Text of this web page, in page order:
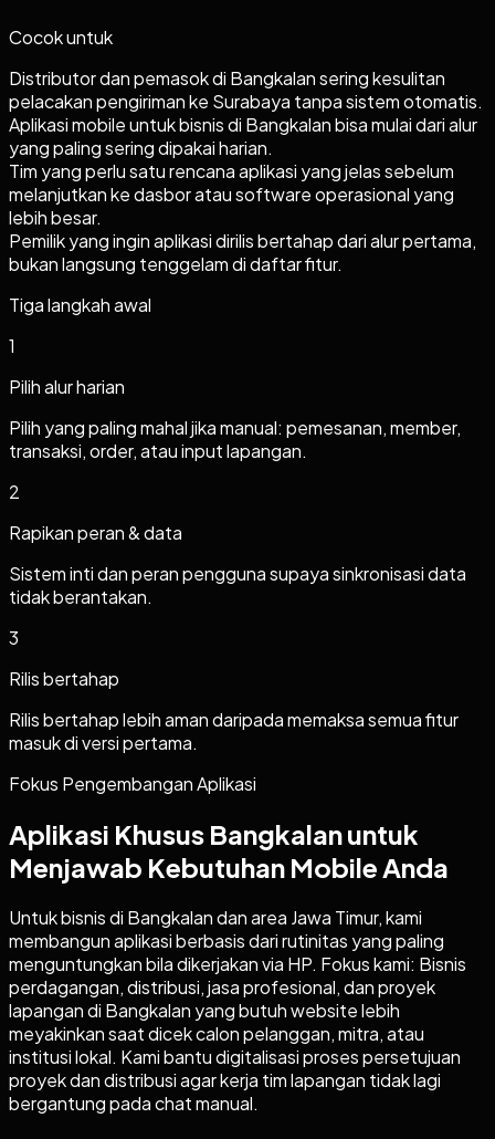
Cocok untuk
Distributor dan pemasok di Bangkalan sering kesulitan
pelacakan pengiriman ke Surabaya tanpa sistem otomatis.
Aplikasi mobile untuk bisnis di Bangkalan bisa mulai dari alur
yang paling sering dipakai harian.
Tim yang perlu satu rencana aplikasi yang jelas sebelum
melanjutkan ke dasbor atau software operasional yang
lebih besar.
Pemilik yang ingin aplikasi dirilis bertahap dari alur pertama,
bukan langsung tenggelam di daftar fitur.
Tiga langkah awal
1
Pilih alur harian
Pilih yang paling mahal jika manual: pemesanan, member,
transaksi, order, atau input lapangan.
2
Rapikan peran & data
Sistem inti dan peran pengguna supaya sinkronisasi data
tidak berantakan.
3
Rilis bertahap
Rilis bertahap lebih aman daripada memaksa semua fitur
masuk di versi pertama.
Fokus Pengembangan Aplikasi
Aplikasi Khusus Bangkalan untuk
Menjawab Kebutuhan Mobile Anda
Untuk bisnis di Bangkalan dan area Jawa Timur, kami
membangun aplikasi berbasis dari rutinitas yang paling
menguntungkan bila dikerjakan via HP. Fokus kami: Bisnis
perdagangan, distribusi, jasa profesional, dan proyek
lapangan di Bangkalan yang butuh website lebih
meyakinkan saat dicek calon pelanggan, mitra, atau
institusi lokal. Kami bantu digitalisasi proses persetujuan
proyek dan distribusi agar kerja tim lapangan tidak lagi
bergantung pada chat manual.